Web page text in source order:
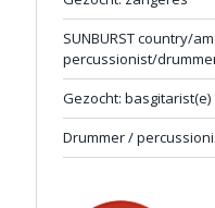
SUNBURST country/
percussionist/
Gezocht: basgitarist(e)
Drummer /